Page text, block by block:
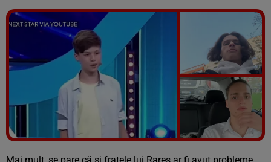
Vezi galeria foto
5 poze